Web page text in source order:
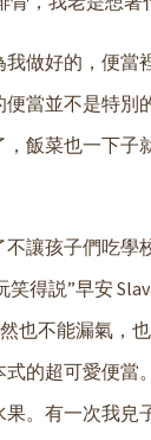
做好的，便
當並不是特
飯菜也一下
讓孩子們吃學
得説”早安
也不能漏氣，
的超可愛便當
。有一次我皃